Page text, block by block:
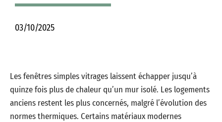
03/10/2025
Les fenêtres simples vitrages laissent échapper jusqu’à
quinze fois plus de chaleur qu’un mur isolé. Les logements
anciens restent les plus concernés, malgré l’évolution des
normes thermiques. Certains matériaux modernes